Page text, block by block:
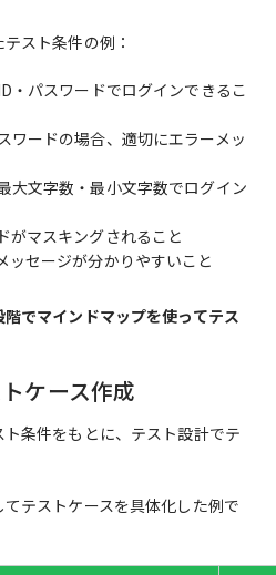
スト条件の例：
・パスワードでログインできるこ
ワードの場合、適切にエラーメッ
大文字数・最小文字数でログイン
がマスキングされること
ッセージが分かりやすいこと
でマインドマップを使ってテス
ケース作成
条件をもとに、テスト設計でテ
テストケースを具体化した例で